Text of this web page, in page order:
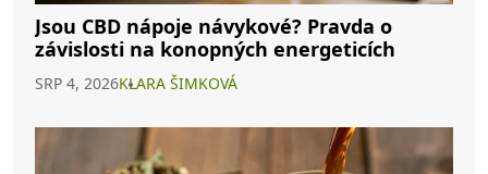
Jsou CBD nápoje návykové? Pravda o
závislosti na konopných energeticích
SRP 4, 2026KLARA ŠIMKOVÁ